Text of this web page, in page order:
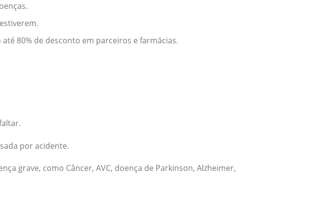
80% de desconto em parceiros e farmácias.
por acidente.
grave, como Câncer, AVC, doença de Parkinson, Alzheimer,